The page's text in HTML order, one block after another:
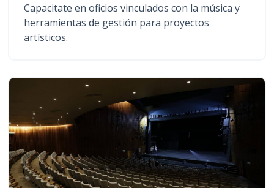
Capacitate en oficios vinculados con la música y
herramientas de gestión para proyectos
artísticos.